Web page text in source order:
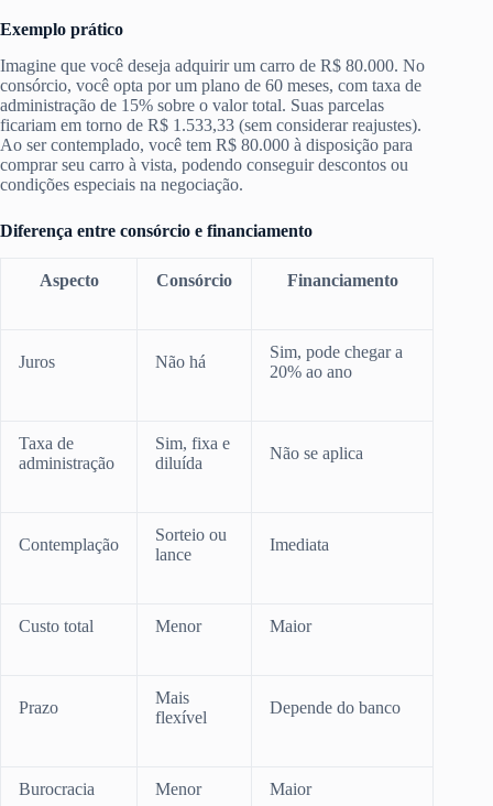
Exemplo prático
Imagine que você deseja adquirir um carro de R$ 80.000. No
consórcio, você opta por um plano de 60 meses, com taxa de
administração de 15% sobre o valor total. Suas parcelas
ficariam em torno de R$ 1.533,33 (sem considerar reajustes).
Ao ser contemplado, você tem R$ 80.000 à disposição para
comprar seu carro à vista, podendo conseguir descontos ou
condições especiais na negociação.
Diferença entre consórcio e financiamento
Aspecto Consórcio Financiamento
Juros Não há
Sim, pode chegar a
20% ao ano
Taxa de
administração
Sim, fixa e
diluída
Não se aplica
Contemplação
Sorteio ou
lance
Imediata
Custo total Menor Maior
Prazo
Mais
flexível
Depende do banco
Burocracia Menor Maior